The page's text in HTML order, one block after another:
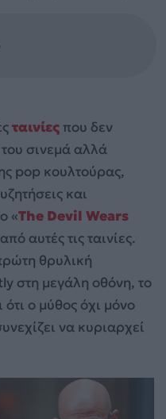
ταινίες που δεν
σινεμά αλλά
pop κουλτούρας,
και
«The Devil Wears
αυτές τις ταινίες.
θρυλική
στη μεγάλη οθόνη, το
ο μύθος όχι μόνο
να κυριαρχεί